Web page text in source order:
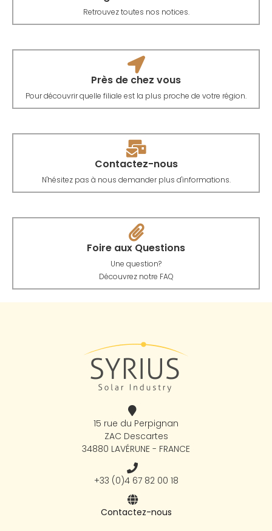
Retrouvez toutes nos notices.
Près de chez vous
Pour découvrir quelle filiale est la plus proche de votre région.
Contactez-nous
N'hésitez pas à nous demander plus d'informations.
Foire aux Questions
Une question?
Découvrez notre FAQ
15 rue du Perpignan
ZAC Descartes
34880 LAVÉRUNE - FRANCE
+33 (0)4 67 82 00 18
Contactez-nous